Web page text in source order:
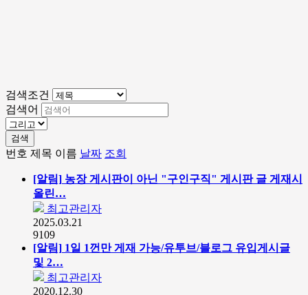
검색조건
검색어
검색
번호 제목 이름 날짜 조회
[알림] 농장 게시판이 아닌 "구인구직" 게시판 글 게재시
올린…
최고관리자
2025.03.21
9109
[알림] 1일 1껀만 게재 가능/유투브/블로그 유입게시글
및 2…
최고관리자
2020.12.30